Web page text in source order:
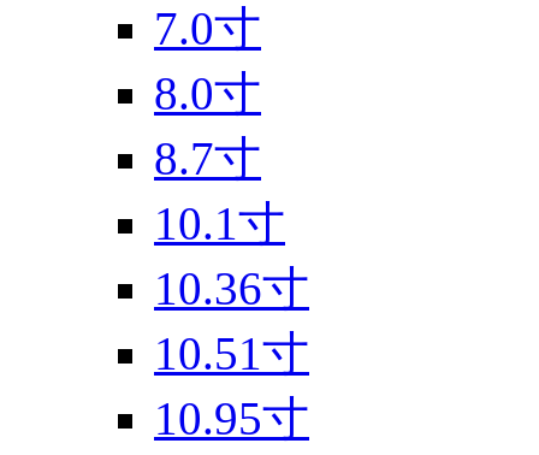
7.0寸
8.0寸
8.7寸
10.1寸
10.36寸
10.51寸
10.95寸